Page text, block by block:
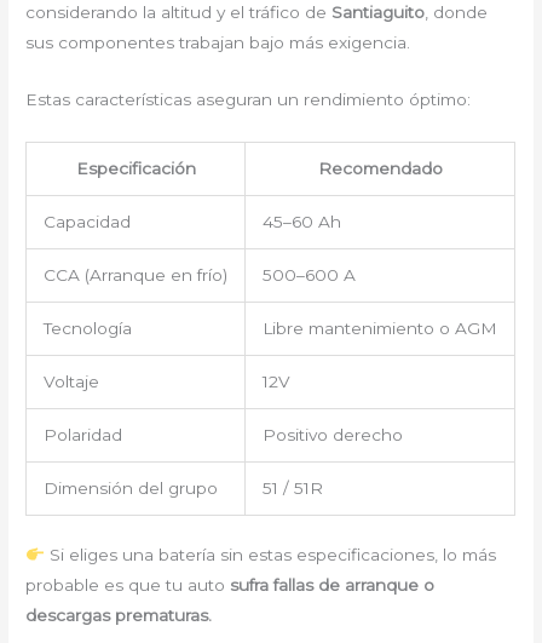
considerando la altitud y el tráfico de Santiaguito , donde
sus componentes trabajan bajo más exigencia.
Estas características aseguran un rendimiento óptimo:
Especificación Recomendado
Capacidad 45–60 Ah
CCA (Arranque en frío) 500–600 A
Tecnología Libre mantenimiento o AGM
Voltaje 12V
Polaridad Positivo derecho
Dimensión del grupo 51 / 51R
Si eliges una batería sin estas especificaciones, lo más
probable es que tu auto sufra fallas de arranque o
descargas prematuras.